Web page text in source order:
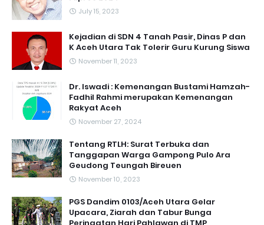
July 15, 2023
Kejadian di SDN 4 Tanah Pasir, Dinas P dan
K Aceh Utara Tak Tolerir Guru Kurung Siswa
November 11, 2023
Dr. Iswadi : Kemenangan Bustami Hamzah-
Fadhil Rahmi merupakan Kemenangan
Rakyat Aceh
November 27, 2024
Tentang RTLH: Surat Terbuka dan
Tanggapan Warga Gampong Pulo Ara
Geudong Teungah Bireuen
November 10, 2023
PGS Dandim 0103/Aceh Utara Gelar
Upacara, Ziarah dan Tabur Bunga